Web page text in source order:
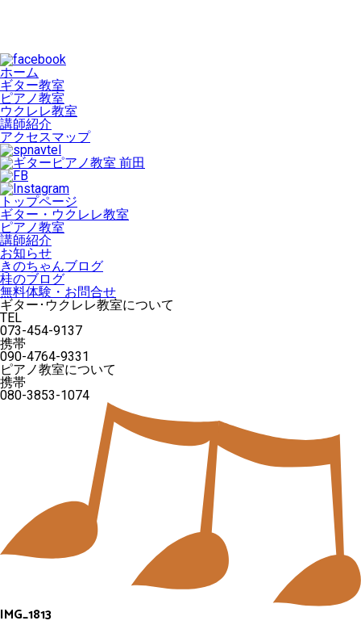
ホーム
ギター教室
ピアノ教室
ウクレレ教室
講師紹介
アクセスマップ
トップページ
ギター・ウクレレ教室
ピアノ教室
講師紹介
お知らせ
きのちゃんブログ
桂のブログ
無料体験・お問合せ
ギター･ウクレレ教室について
TEL
073-454-9137
携帯
090-4764-9331
ピアノ教室について
携帯
080-3853-1074
IMG_1813